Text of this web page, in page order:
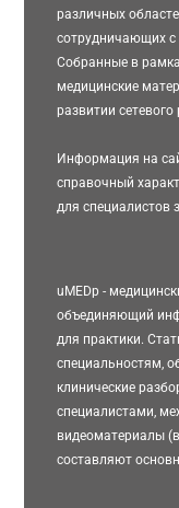
различных
сотрудничающих
Собранные в
медицинские
развитии сетевого
Информация на
справочный
для специалистов
uMEDp -
объединяющий
для практики.
специальностям,
клинические
специалистами,
видеоматериалы
составляют